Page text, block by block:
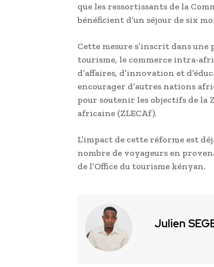
que les ressortissants de la
bénéficient d’un séjour de six
Cette mesure s’inscrit dans
tourisme, le commerce intra-
d’affaires, d’innovation et
encourager d’autres nations
pour soutenir les objectifs de la
africaine (ZLECAf).
L’impact de cette réforme est
nombre de voyageurs en
de l’Office du tourisme kényan.
Julien